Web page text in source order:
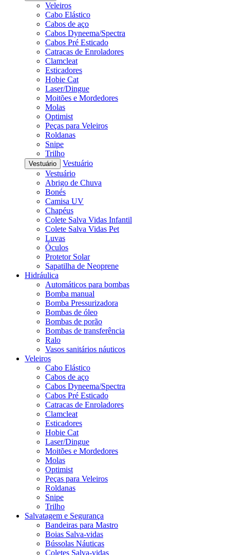
Veleiros
Cabo Elástico
Cabos de aço
Cabos Dyneema/Spectra
Cabos Pré Esticado
Catracas de Enroladores
Clamcleat
Esticadores
Hobie Cat
Laser/Dingue
Moitões e Mordedores
Molas
Optimist
Peças para Veleiros
Roldanas
Snipe
Trilho
Vestuário
Vestuário
Vestuário
Abrigo de Chuva
Bonés
Camisa UV
Chapéus
Colete Salva Vidas Infantil
Colete Salva Vidas Pet
Luvas
Óculos
Protetor Solar
Sapatilha de Neoprene
Hidráulica
Automáticos para bombas
Bomba manual
Bomba Pressurizadora
Bombas de óleo
Bombas de porão
Bombas de transferência
Ralo
Vasos sanitários náuticos
Veleiros
Cabo Elástico
Cabos de aço
Cabos Dyneema/Spectra
Cabos Pré Esticado
Catracas de Enroladores
Clamcleat
Esticadores
Hobie Cat
Laser/Dingue
Moitões e Mordedores
Molas
Optimist
Peças para Veleiros
Roldanas
Snipe
Trilho
Salvatagem e Segurança
Bandeiras para Mastro
Boias Salva-vidas
Bússolas Náuticas
Coletes Salva-vidas